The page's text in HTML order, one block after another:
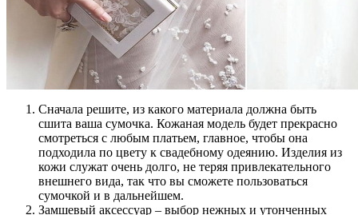
Сначала решите, из какого материала должна быть
сшита ваша сумочка. Кожаная модель будет прекрасно
смотреться с любым платьем, главное, чтобы она
подходила по цвету к свадебному одеянию. Изделия из
кожи служат очень долго, не теряя привлекательного
внешнего вида, так что вы сможете пользоваться
сумочкой и в дальнейшем.
Замшевый аксессуар – выбор нежных и утонченных